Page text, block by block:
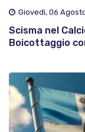
Giovedì, 06
Scisma nel
Boicottaggio